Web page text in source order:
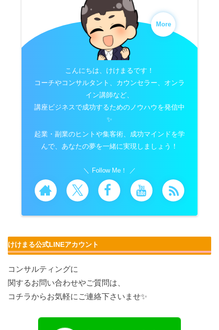
More
こんにちは、けけまるです！
コーチやコンサルタント、カウンセラー、オンラ
イン講師など、
講座ビジネスで成功するためのノウハウを発信中
✨
起業・副業のヒントや集客術、成功マインドを学
んで、あなたの夢を一緒に実現しましょう！
Follow Me！
けけまる公式LINEアカウント
コンサルティングに
関するお問い合わせやご質問は、
コチラからお気軽にご連絡下さいませ✨